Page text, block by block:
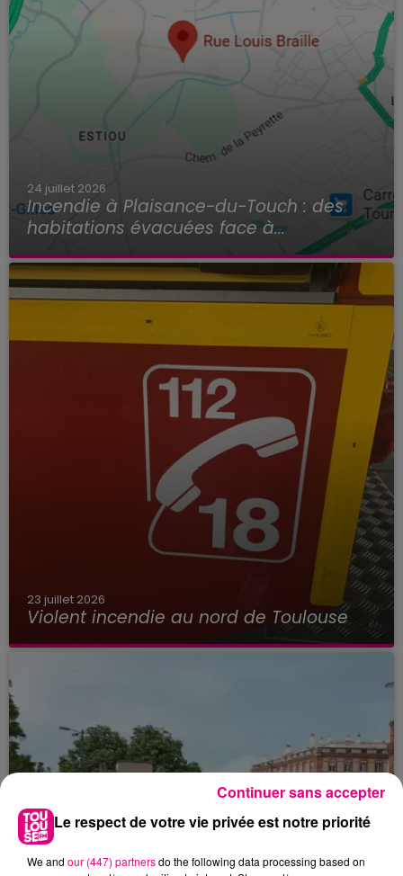
24 juillet 2026
Incendie à Plaisance-du-Touch : des
habitations évacuées face à...
23 juillet 2026
Violent incendie au nord de Toulouse
Le respect de votre vie privée est notre priorité
We and our (447) partnersdo the following data processing based on
Continuer sans accepter